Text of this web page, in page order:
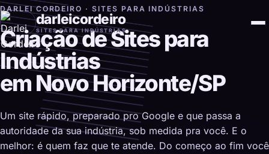
darleicordeiro
SITES PARA INDÚSTRIAS
DARLEI CORDEIRO · SITES PARA INDÚSTRIAS
Criação de Sites para
Indústrias
em Novo Horizonte/SP
Um site rápido, preparado pro Google e que passa a
autoridade da sua indústria, sob medida pra você. E o
melhor: é quem faz que te atende. Do começo ao fim você